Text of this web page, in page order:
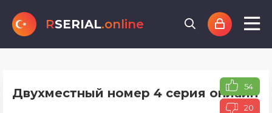
RSERIAL.online
Двухместный номер 4 серия онлайн
54
20